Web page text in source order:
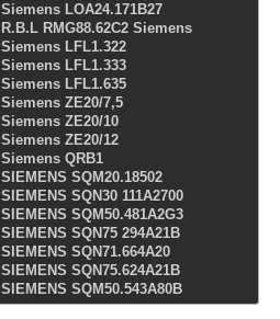
Siemens LOA24.171B27
R.B.L RMG88.62C2 Siemens
Siemens LFL1.322
Siemens LFL1.333
Siemens LFL1.635
Siemens ZE20/7,5
Siemens ZE20/10
Siemens ZE20/12
Siemens QRB1
SIEMENS SQM20.18502
SIEMENS SQN30 111A2700
SIEMENS SQM50.481A2G3
SIEMENS SQN75 294A21B
SIEMENS SQN71.664A20
SIEMENS SQN75.624A21B
SIEMENS SQM50.543A80B